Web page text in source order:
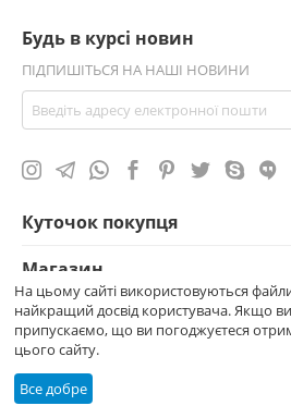
Будь в курсі новин
ПІДПИШІТЬСЯ НА НАШІ НОВИНИ
Куточок покупця
Магазин
Контакти
На цьому сайті використовуються
найкращий досвід користувача. Якщо
припускаємо, що ви погоджуєтеся
цього сайту.
Все добре